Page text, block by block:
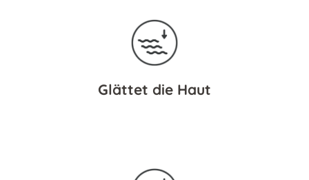
Glättet die Haut